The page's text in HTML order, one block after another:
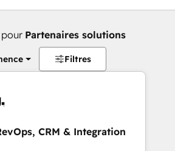
Partenaires solutions
Filtres
CRM & Integration